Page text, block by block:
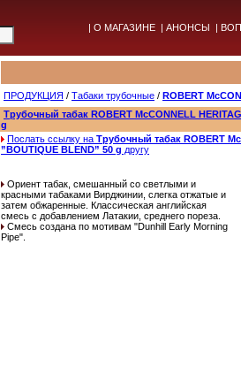
| О МАГАЗИНЕ | АНОНСЫ |
ПРОДУКЦИЯ / Табаки трубочные / ROBERT
Трубочный табак ROBERT McCONNELL
g
Послать ссылку на Трубочный табак ROBERT
”BOUTIQUE BLEND” 50 g другу
Ориент табак, смешанный со светлыми и
красными табаками Вирджинии, слегка отжатые и
затем обжаренные. Классическая английская
смесь с добавлением Латакии, среднего пореза.
Смесь создана по мотивам "Dunhill Early Morning
Pipe".